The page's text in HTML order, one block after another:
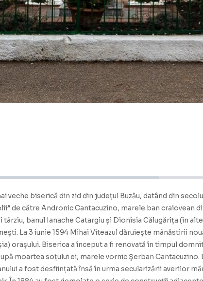
veche biserică din zid din județul Buzău, datând din
de către Andronic Cantacuzino, marele ban craiovean
banul Ianache Catargiu și Dionisia Călugărița (în
La 3 iunie 1594 Mihai Viteazul dăruieşte mânăstirii
oraşului. Biserica a început a fi renovată în timpul
moartea soțului ei, marele vornic Şerban
a fost desființată însă în urma secularizării averilor